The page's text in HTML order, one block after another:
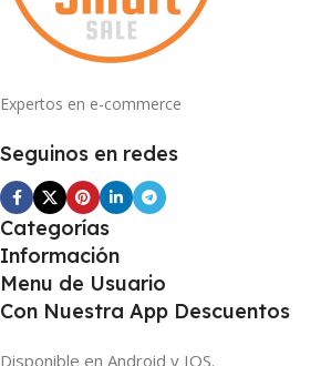
Expertos en e-commerce
Seguinos en redes
Categorías
Información
Menu de Usuario
Con Nuestra App Descuentos
Disponible en Android y IOS.